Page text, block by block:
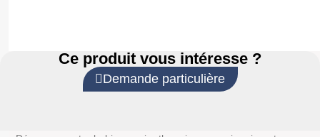
Ce produit vous intéresse ?
Demande particulière